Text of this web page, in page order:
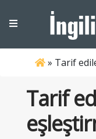
» Tarif
Tarif